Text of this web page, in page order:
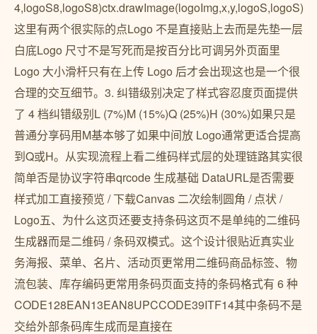
4,logoS8,logoS8)ctx.drawImage(logoImg,x,y,logoS,logoS)
这里有两个很实际的点Logo 不是直接贴上去而是先垫一层
白底Logo 尺寸不是写死而是按百分比可调另外页面里
Logo 大小滑杆只有在上传 Logo 后才会出现这也是一个很
合理的交互细节。3. 纠错级别决定了样式容忍度页面提供
了 4 档纠错级别L (7%)M (15%)Q (25%)H (30%)如果只是
普通分享码用M基本够了如果中间放 Logo通常更适合提高
到Q或H。从实现流程上看二维码样式层的处理链路其实很
简单否是协议字符串qrcode 生成基础 DataURL是否需要
样式加工直接预览 / 下载Canvas 二次绘制圆角 / 点状 /
Logo五、为什么这页还要支持条码这页不是单纯的二维码
生成器而是二维码 / 条码双模式。这个设计很贴近真实业
务海报、菜单、名片、活动页更常用二维码商品标签、物
流包装、库存编码更常用条码页面支持的条码格式有 6 种
CODE128EAN13EAN8UPCCODE39ITF14其中条码不是
交给外部条码库生成而是直接在